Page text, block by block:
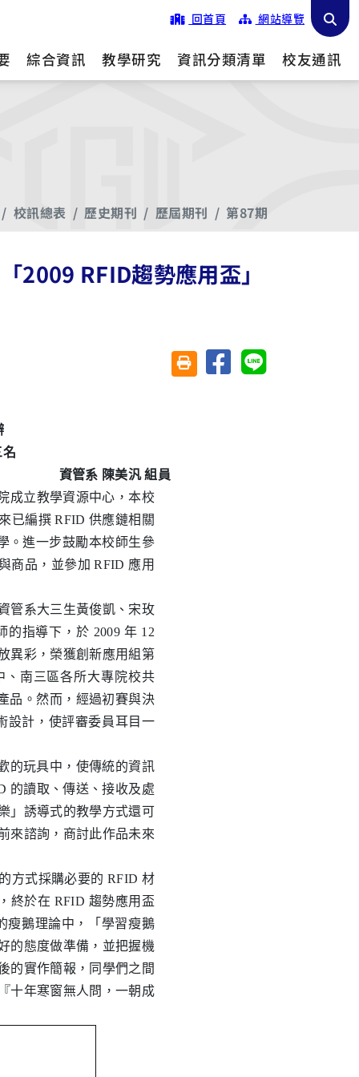
回首頁 網站導覽
綜合資訊 教學研究 資訊分類清單 校友通訊
校訊總表 歷史期刊 歷屆期刊 第87期
2009 RFID趨勢應用盃」
友善列印(另開視窗)
分享至臉書分享至 Line
名
資管系 陳美汎 組員
立教學資源中心，本校
已編撰 RFID 供應鏈相關
。進一步鼓勵本校師生參
商品，並參加 RFID 應用
系大三生黃俊凱、宋玫
指導下，於 2009 年 12
異彩，榮獲創新應用組第
、南三區各所大專院校共
品。然而，經過初賽與決
設計，使評審委員耳目一
的玩具中，使傳統的資訊
的讀取、傳送、接收及處
」誘導式的教學方式還可
來諮詢，商討此作品未來
方式採購必要的 RFID 材
終於在 RFID 趨勢應用盃
瘦鵝理論中，「學習瘦鵝
的態度做準備，並把握機
的實作簡報，同學們之間
十年寒窗無人問，一朝成